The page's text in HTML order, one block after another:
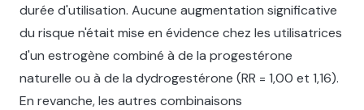
durée d'utilisation. Aucune augmentation significative
du risque n'était mise en évidence chez les utilisatrices
d'un estrogène combiné à de la progestérone
naturelle ou à de la dydrogestérone (RR = 1,00 et 1,16).
En revanche, les autres combinaisons